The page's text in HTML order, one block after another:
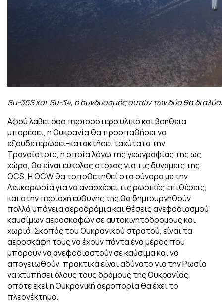
Su-35S και Su-34, ο συνδυασμός αυτών των δύο θα
Αφού λάβει όσο περισσότερο υλικό και βοήθεια
μπορέσει, η Ουκρανία θα προσπαθήσει να
εξουδετερώσει-κατακτήσει ταχύτατα την
Τρανσίστρια, η οποία λόγω της γεωγραφίας της ως
χώρα, θα είναι εύκολος στόχος για τις δυνάμεις της
OCS. Η OCW θα τοποθετηθεί στα σύνορα με την
Λευκορωσία για να ανασχέσει τις ρωσικές επιθέσεις,
και στην περιοχή ευθύνης της θα δημιουργηθούν
πολλά υπόγεια αεροδρόμια και θέσεις ανεφοδιασμού
καυσίμων αεροσκαφών σε αυτοκινητόδρομους και
χωριά. Σκοπός του Ουκρανικού στρατού, είναι τα
αεροσκάφη τους να έχουν πάντα ένα μέρος που
μπορούν να ανεφοδιαστούν σε καύσιμα και να
απογειωθούν, πρακτικά είναι αδύνατο για την Ρωσία
να χτυπήσει όλους τους δρόμους της Ουκρανίας,
οπότε εκεί η Ουκρανική αεροπορία θα έχει το
πλεονέκτημα.